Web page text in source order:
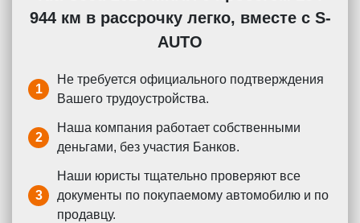
944 км в рассрочку легко, вместе с S-
AUTO
1
Не требуется официального подтверждения
Вашего трудоустройства.
2
Наша компания работает собственными
деньгами, без участия Банков.
3
Наши юристы тщательно проверяют все
документы по покупаемому автомобилю и по
продавцу.